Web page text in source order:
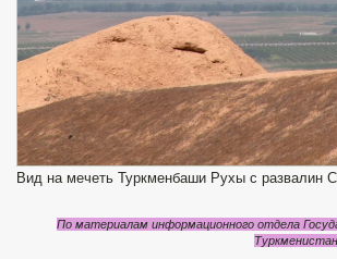
Вид на мечеть Туркменбаши Рухы с развалин
По материалам информационного отдела